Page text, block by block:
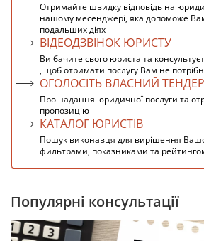
Отримайте швидку відповідь на
нашому месенджері, яка допоможе
подальших діях
ВІДЕОДЗВІНОК ЮРИСТУ
Ви бачите свого юриста та
, щоб отримати послугу Вам не
ОГОЛОСІТЬ ВЛАСНИЙ ТЕНДЕР
Про надання юридичної послуги та
пропозицію
КАТАЛОГ ЮРИСТІВ
Пошук виконавця для вирішення
фильтрами, показниками та
Популярні консультації